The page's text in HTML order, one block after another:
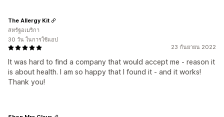
23 กันยายน 2022
It was hard to find a company that would accept me - reason it
is about health. I am so happy that I found it - and it works!
Thank you!
The Allergy Kit
สหรัฐอเมริกา
30 วัน ในการใช้แอป